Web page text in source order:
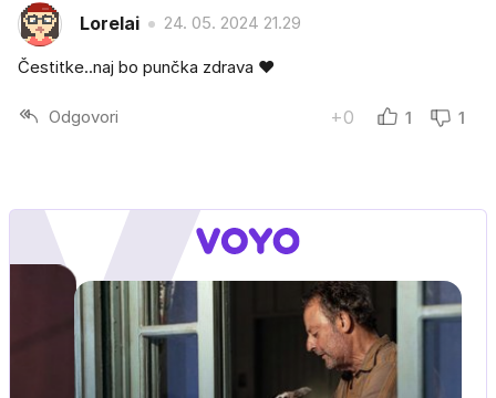
Lorelai 24. 05. 2024 21.29
Čestitke..naj bo punčka zdrava ❤️
Odgovori +0 1 1